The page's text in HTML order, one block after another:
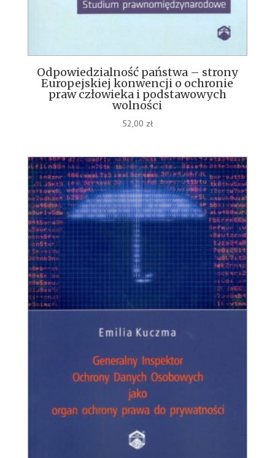
Odpowiedzialność państwa – strony
Europejskiej konwencji o ochronie
praw człowieka i podstawowych
wolności
52,00 zł